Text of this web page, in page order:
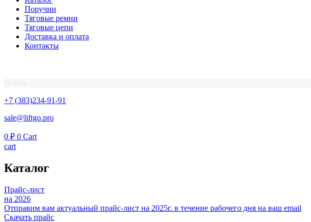
Поручни
Тяговые ремни
Тяговые цепи
Доставка и оплата
Контакты
+7 (383)234-91-91
sale@liftgo.pro
0 ₽ 0 Cart
cart
Каталог
Прайс-лист
на 2026
Отправим вам актуальный прайс-лист на 2025г. в течение рабочего дня на ваш email
Скачать прайс